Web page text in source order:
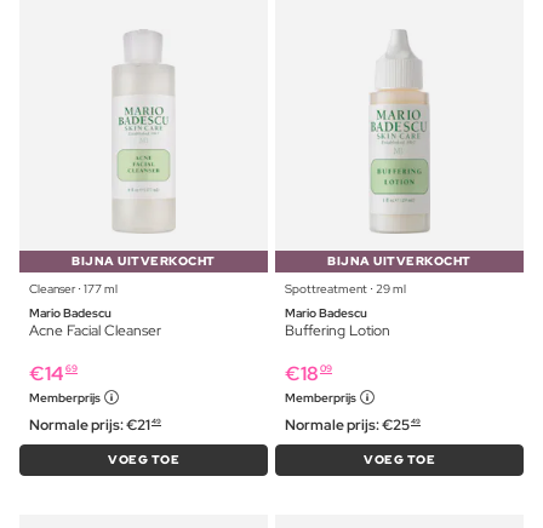
BIJNA UITVERKOCHT
Cleanser ⋅ 177 ml
Mario Badescu
Acne Facial Cleanser
€14 69
Memberprijs
Normale prijs:€2149
VOEG TOE
BIJNA UITVERKOCHT
Spottreatment ⋅ 29 ml
Mario Badescu
Buffering Lotion
€18 09
Memberprijs
Normale prijs:€2549
VOEG TOE